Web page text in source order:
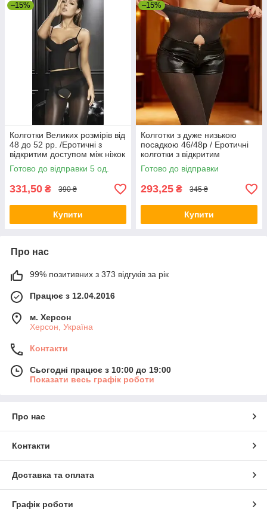
–15%
Колготки Великих розмірів від
48 до 52 рр. /Еротичні з
відкритим доступом між ніжок
/ Дуже еластичні / для сексу
великих розмірів
Готово до відправки 5 од.
331,50 ₴ 390 ₴
Купити
–15%
Колготки з дуже низькою
посадкою 46/48р / Еротичні
колготки з відкритим
доступом між ніжок/зріст до
160
Готово до відправки
293,25 ₴ 345 ₴
Купити
Про нас
99% позитивних з 373 відгуків за рік
Працює з 12.04.2016
м. Херсон
Херсон, Україна
Контакти
Сьогодні працює з 10:00 до 19:00
Показати весь графік роботи
Про нас
Контакти
Доставка та оплата
Графік роботи